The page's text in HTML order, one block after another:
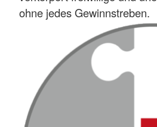
ohne jedes Gewinnstreben.